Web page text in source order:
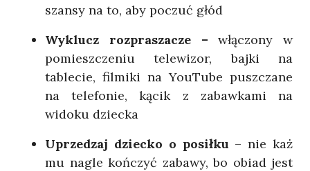
szansy na to, aby poczuć głód
Wyklucz rozpraszacze – włączony w
pomieszczeniu telewizor, bajki na
tablecie, filmiki na YouTube puszczane
na telefonie, kącik z zabawkami na
widoku dziecka
Uprzedzaj dziecko o posiłku – nie każ
mu nagle kończyć zabawy, bo obiad jest